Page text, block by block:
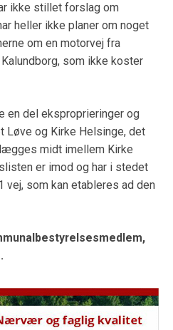
ikke stillet forslag om
heller ikke planer om noget
om en motorvej fra
som ikke koster
en del eksproprieringer og
Løve og Kirke Helsinge, det
midt imellem Kirke
er imod og har i stedet
som kan etableres ad den